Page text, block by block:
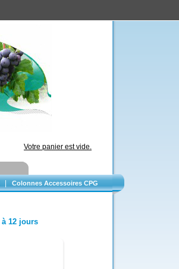
Votre panier est vide.
Colonnes Accessoires CPG
à 12 jours